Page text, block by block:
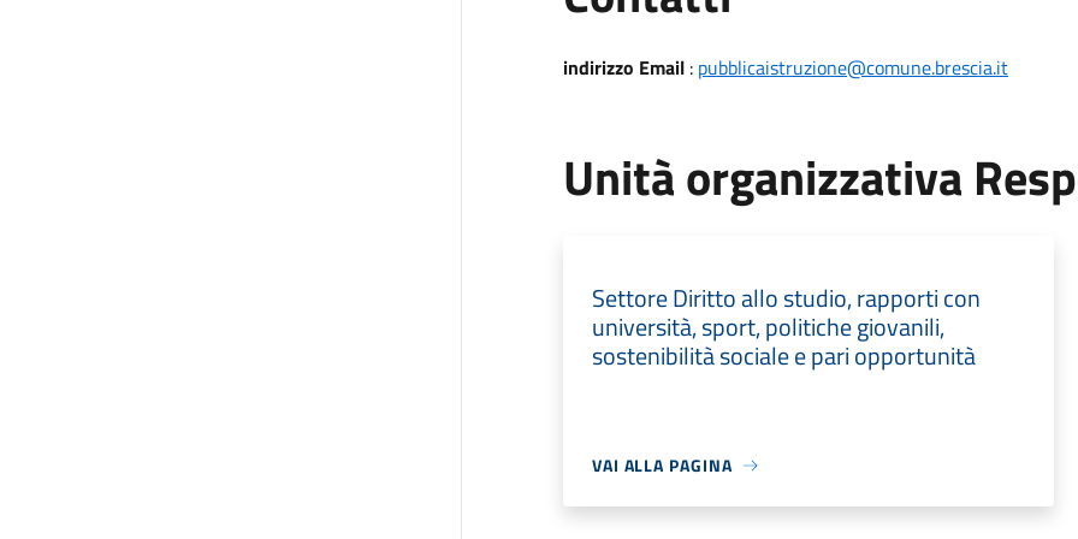
indirizzo Email: pubblicaistruzione@comune.brescia.it
Unità organizzativa
Settore Diritto allo studio, rapporti con
università, sport, politiche giovanili,
sostenibilità sociale e pari opportunità
VAI ALLA PAGINA